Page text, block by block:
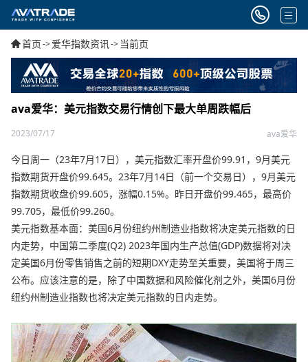
首页->爱华指数资讯-> 当前页
ava爱华：美元指数交易行情创下最大单周跌幅后
2023/07/17 ava爱华
今日周一（23年7月17日），美元指数汇率开盘价99.91，9月美元
指数期货开盘价99.645。23年7月14日（前一个交易日），9月美元
指数期货收盘价99.605，涨幅0.15%。昨日开盘价99.465，最高价
99.705，最低价99.260。
美元指数基本面：美国6月份纽约州制造业指数将决定美元指数的日
内走势，中国第二季度(Q2) 2023年国内生产总值(GDP)数据将对决
定美国6月份零售销售之前的短期DXY走势至关重要，美国将于周三
公布。应该注意的是，除了中国数据和风险催化剂之外，美国6月份
纽约州制造业指数也将决定美元指数的日内走势。